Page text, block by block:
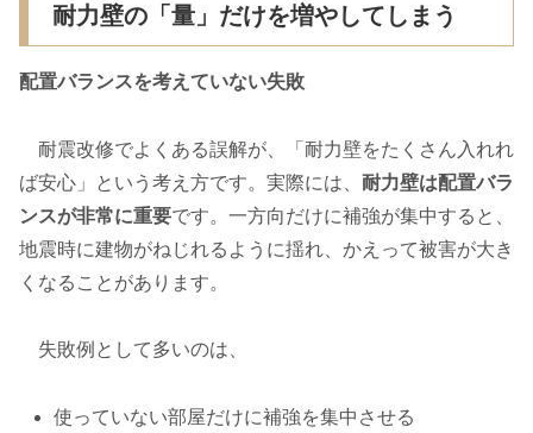
耐力壁の「量」だけを増やしてしまう
配置バランスを考えていない失敗
耐震改修でよくある誤解が、「耐力壁をたくさん入れれ
ば安心」という考え方です。実際には、 耐力壁は配置バラ
ンスが非常に重要です。一方向だけに補強が集中すると、
地震時に建物がねじれるように揺れ、かえって被害が大き
くなることがあります。
失敗例として多いのは、
使っていない部屋だけに補強を集中させる